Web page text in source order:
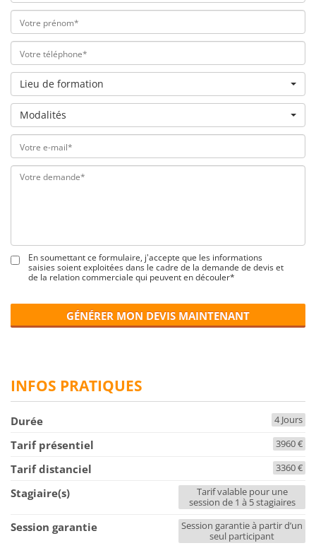
Lieu de formation
Modalités
En soumettant ce formulaire, j'accepte que les informations
saisies soient exploitées dans le cadre de la demande de devis et
de la relation commerciale qui peuvent en découler*
GÉNÉRER MON DEVIS MAINTENANT
INFOS PRATIQUES
Durée 4 Jours
Tarif présentiel 3960 €
Tarif distanciel 3360 €
Stagiaire(s)
Tarif valable pour une
session de 1 à 5 stagiaires
Session garantie
Session garantie à partir d’un
seul participant